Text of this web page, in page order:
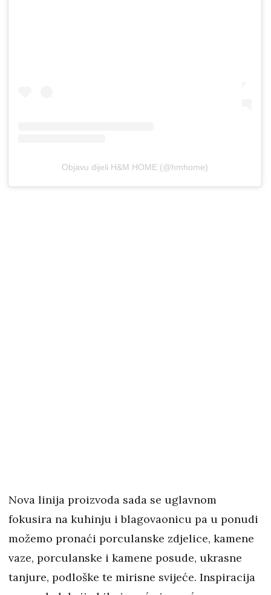
Objavu dijeli H&M HOME (@hmhome)
Nova linija proizvoda sada se uglavnom
fokusira na kuhinju i blagovaonicu pa u ponudi
možemo pronaći porculanske zdjelice, kamene
vaze, porculanske i kamene posude, ukrasne
tanjure, podloške te mirisne svijeće. Inspiracija